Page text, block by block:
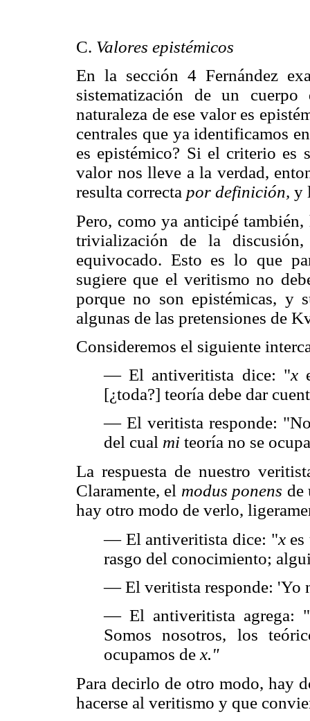
C. Valores epistémicos
En la sección 4 Fernández
sistematización de un
naturaleza de ese valor es
centrales que ya identificamos
es epistémico? Si el criterio es
valor nos lleve a la verdad,
resulta correcta por definición, y
Pero, como ya anticipé
trivialización de la
equivocado. Esto es lo que
sugiere que el veritismo no
porque no son epistémicas, y
algunas de las pretensiones de
Consideremos el siguiente
— El antiveritista dice: "x
[¿toda?] teoría debe dar
— El veritista responde:
del cual mi teoría no se
La respuesta de nuestro
Claramente, el modus ponens de
hay otro modo de verlo,
— El antiveritista dice: "xes
rasgo del conocimiento;
— El veritista responde: 'Yo
— El antiveritista agrega:
Somos nosotros, los
ocupamos de x."
Para decirlo de otro modo, hay
hacerse al veritismo y que